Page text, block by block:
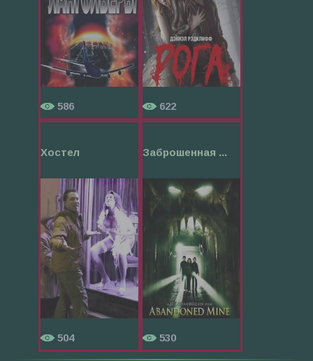
586 622
Хостел
504
Заброшенная ...
530